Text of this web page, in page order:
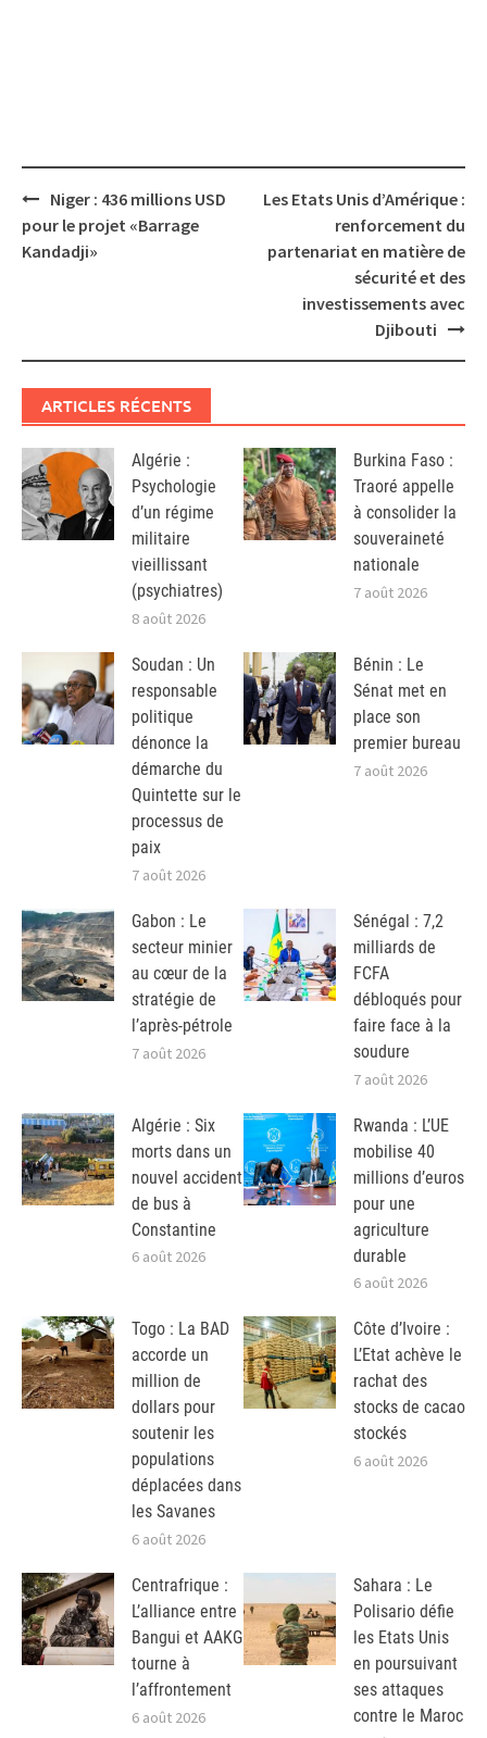
Post
navigation
Niger : 436 millions USD
pour le projet «Barrage
Kandadji»
Les Etats Unis d’Amérique :
renforcement du
partenariat en matière de
sécurité et des
investissements avec
Djibouti
ARTICLES RÉCENTS
Algérie :
Psychologie
d’un régime
militaire
vieillissant
(psychiatres)
8 août 2026
Burkina Faso :
Traoré appelle
à consolider la
souveraineté
nationale
7 août 2026
Soudan : Un
responsable
politique
dénonce la
démarche du
Quintette sur le
processus de
paix
7 août 2026
Bénin : Le
Sénat met en
place son
premier bureau
7 août 2026
Gabon : Le
secteur minier
au cœur de la
stratégie de
l’après-pétrole
7 août 2026
Sénégal : 7,2
milliards de
FCFA
débloqués pour
faire face à la
soudure
7 août 2026
Algérie : Six
morts dans un
nouvel accident
de bus à
Constantine
6 août 2026
Rwanda : L’UE
mobilise 40
millions d’euros
pour une
agriculture
durable
6 août 2026
Togo : La BAD
accorde un
million de
dollars pour
soutenir les
populations
déplacées dans
les Savanes
6 août 2026
Côte d’Ivoire :
L’Etat achève le
rachat des
stocks de cacao
stockés
6 août 2026
Centrafrique :
L’alliance entre
Bangui et AAKG
tourne à
l’affrontement
6 août 2026
Sahara : Le
Polisario défie
les Etats Unis
en poursuivant
ses attaques
contre le Maroc